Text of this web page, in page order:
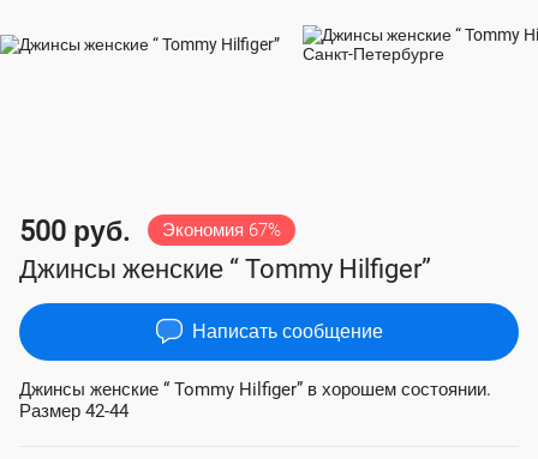
500 руб. Экономия 67%
Джинсы женские “ Tommy Hilfiger”
Написать сообщение
Джинсы женские “ Tommy Hilfiger” в хорошем состоянии.
Размер 42-44